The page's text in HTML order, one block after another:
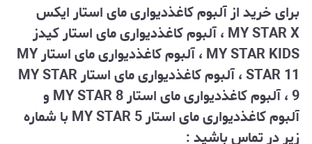
برای خرید از آلبوم کاغذدیواری مای استار ایکس
MY STAR X ، آلبوم کاغذدیواری مای استار کیدز
MY STAR KIDS ، آلبوم کاغذدیواری مای استار MY
STAR 11 ، آلبوم کاغذدیواری مای استار MY STAR
9 ، آلبوم کاغذدیواری مای استار MY STAR 8 و
آلبوم کاغذدیواری مای استار MY STAR 5 با شماره
زیر در تماس باشید :